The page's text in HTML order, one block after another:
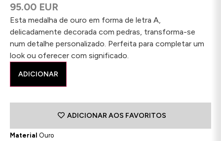
95.00 EUR
Esta medalha de ouro em forma de letra A,
delicadamente decorada com pedras, transforma-se
num detalhe personalizado. Perfeita para completar um
look ou oferecer com significado.
ADICIONAR
ADICIONAR AOS FAVORITOS
Material Ouro